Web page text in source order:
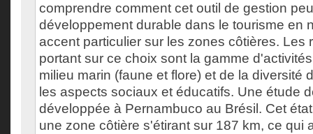
comprendre comment cet outil de gestion
développement durable dans le tourisme en
accent particulier sur les zones côtières. Les
portant sur ce choix sont la gamme
milieu marin (faune et flore) et de la diversité
les aspects sociaux et éducatifs. Une étude
développée à Pernambuco au Brésil. Cet
une zone côtière s'étirant sur 187 km, ce qui